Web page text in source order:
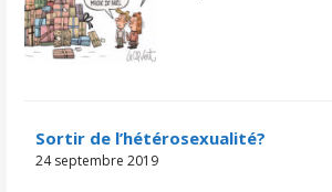
Sortir de l’hétérosexualité?
24 septembre 2019